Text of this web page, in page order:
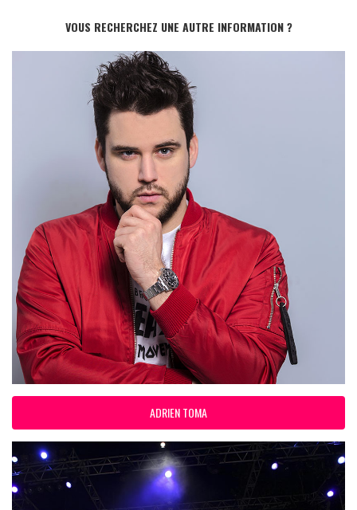
VOUS RECHERCHEZ UNE AUTRE INFORMATION ?
ADRIEN TOMA